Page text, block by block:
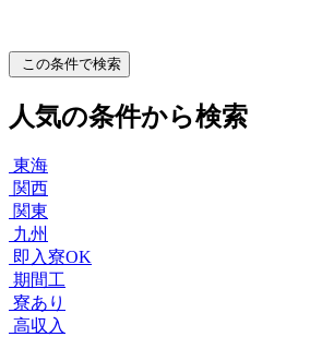
この条件で検索
人気の条件から検索
東海
関西
関東
九州
即入寮OK
期間工
寮あり
高収入